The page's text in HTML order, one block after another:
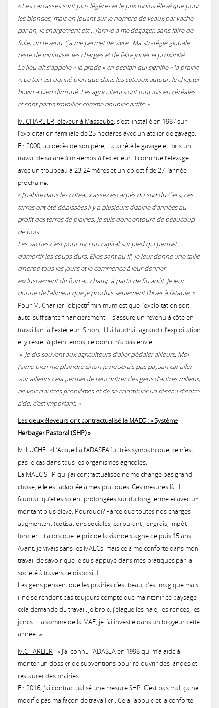
La Jacinthe de Rome
Passage du jury 2026
Appel à concourir
Passage du jury 2024
Résultats CPAE 2024
Concours 2022
Appel à concourir
Résultats CPAE 2022
Paris SIA2023
Concours 2021
Appel à concourir
Résultats CPAE 2021
Photos candidates
Résultats CPAE 2020
Concours 2019
Appel à concourir
Passage du Jury du Concours 2019 !!
Remise des Prix du Concours des Prairies !
Concours général agricole des pratiques agro-écologiques
Concours 2018
Concours Prairies Fleuries 2018 : Appel à Candidature
Concours des Pratiques Agro-écologiques Prairies 2018 (CPAE)
Les 3 premiers recevront un panier garni !
Les 3 premiers recevront un trophée en bois local !
Concours 2017
2017: Retour sur le concours prairies fleuries Jury d’élèves
Remise des prix locale du concours prairies fleuries 2017
Concours 2016
Une prairie Gersoise primée au Salon International de l'Agriculture
Concours 2015
Zoom sur le gagnant 2015
Concours 2014
MAEC 2024
Bilan 2024
MAEC 2022
MAEC 2020
Bilan de la campgne PAC et MAEc 2020
Déclaration PAC 2020 : quelques informations
Notices provisoires des territoires MAEC 2020
MAEC 2019
MAEC 2018
MAEC 2017
MAEC 2015
2020 : Érosion : des solutions simples et efficaces
2019: Agronomie et aménagements parcellaires pour lutter contre
2018: PAT Gimone II : Solutions d'aménagement pour lutter contre
2017: Journée technique : Aménagements hydrauliques et anti-érosifs
Contrat Milieu de l’Hesteil
2017:Intervention "érosion" - journée GIEE CETABIO
Etude: Valorisation des produits issus d'élevage herbager
Projet d'Eco-Pâturage
2019: L'ADASEA facilite vos projets d'Eco-pâturage !
2018: Budget Participatif Gersois: Projet sélectionné !
Espèces exotiques envahissantes (EEE) et/ou toxiques
Suivis ENI
Les types de zones humides du Gers
Fonctionnement d’un bassin versant
Amélioration des connaissances
2022: Jacinthe romaine
2018: Groupe de Travail National « Zones Humides & Agriculture »
2018: Inventaire des prairies inondables de l’Osse et de la Baïse
2016: Des réseaux de zones humides pour protéger l’eau de nos
2016: Inventaire des prairies inondables de la rivière Gers
2016: Le diagnostic de zones humides sur les bassins versants
Animation Territoriale
2019 : La Moulie fait son bilan
2019:Comité de suivi sur le bassin versant du Gers
2018: Comité de suivi CATZH sur le bassin versant de l’Osse
2018: Restitution des diagnostics de bassin versant prioritaires
2018: Réunion de la Loi sur l’Eau et les Milieux Aquatiques (LEMA)
2016: Comité de suivi des prairies inondables de la vallée de la
2016: Réunion milieux humides à L'Isle Jourdain
Chantiers
2021 : Un chantier d’arrachage de Myriophylle du Brésil
Travaux de restauration
2018: Travaux de préservation de l'écrevisse à pattes blanches
2017: Mares aménagées pour l’abreuvement
2017: Retour d'expérience sur la restauration d'une prairie
2016: Chantier pilote de restauration fonctionnelle d’une prairie
Bas-Armagnac
Astarac
Gimone et Arrats
Témoignages
Exposition "Les Zones Humides du Gers"
InterCATZH
Séminaire 2023
Séminaire "Les zones humides du Gers"
Documentation de la CATZH
Plan de performance energétique
Compensation écologique
Transmission environnementale des exploitations
Formations
Formation MAEC
Etude préalable agricole
Emplois
« Les carcasses sont plus légères et le prix moins élevé que pour
les blondes, mais en jouant sur le nombre de veaux par vache
par an, le chargement etc… j’arrive à me dégager, sans faire de
folie, un revenu. Ça me permet de vivre. Ma stratégie globale
reste de minimiser les charges et de faire jouer la proximité.
Le lieu dit s’appelle « la prade » en occitan qui signifie « la prairie
». Le ton est donné bien que dans les coteaux autour, le cheptel
bovin a bien diminué. Les agriculteurs ont tout mis en céréales
et sont partis travailler comme doubles actifs. »
M. CHARLIER, éleveur à Masseube, s’est installé en 1987 sur
l’exploitation familiale de 25 hectares avec un atelier de gavage.
En 2000, au décès de son père, il a arrêté le gavage et pris un
travail de salarié à mi-temps à l’extérieur. Il continue l’élevage
avec un troupeau à 23-24 mères et un objectif de 27 l’année
prochaine.
« J’habite dans les coteaux assez escarpés du sud du Gers, ces
terres ont été délaissées il y a plusieurs dizaine d’années au
profit des terres de plaines. Je suis donc entouré de beaucoup
de bois.
Les vaches c’est pour moi un capital sur pied qui permet
d’amortir les coups durs. Elles sont au fil, je leur donne une taille
d’herbe tous les jours et je commence à leur donner
exclusivement du foin au champ à partir de fin août. Je leur
donne de l’aliment que je produis seulement l’hiver à l’étable. »
Pour M. Charlier l’objectif minimum est que l’exploitation soit
auto-suffisante financièrement. Il s’assure un revenu à côté en
travaillant à l’extérieur. Sinon, il lui faudrait agrandir l’exploitation
et y rester à plein temps, ce dont il n’a pas envie.
« Je dis souvent aux agriculteurs d’aller pédaler ailleurs. Moi
j’aime bien me plaindre sinon je ne serais pas paysan car aller
voir ailleurs cela permet de rencontrer des gens d’autres milieux,
de voir d’autres problèmes et de se constituer un réseau d’entre-
aide, c’est important. »
Les deux éleveurs ont contractualisé la MAEC : « Système
Herbager Pastoral (SHP) »
M. LUCHE : «L’Accueil à l’ADASEA fut très sympathique, ce n’est
pas le cas dans tous les organismes agricoles.
La MAEC SHP qui j’ai contractualisée ne me change pas grand
chose, elle est adaptée à mes pratiques. Ces mesures là, il
faudrait qu’elles soient prolongées sur du long terme et avec un
montant plus élevé. Pourquoi? Parce que toutes nos charges
augmentent (cotisations sociales, carburant , engrais, impôt
foncier …) alors que le prix de la viande stagne de puis 15 ans.
Avant, je vivais sans les MAECs, mais cela me conforte dans mon
travail de savoir que je suis appuyé dans mes pratiques par la
société à travers ce dispositif.
Les gens pensent que les prairies c’est beau, c’est magique mais
il ne se rendent pas toujours compte que maintenir ce paysage
cela demande du travail. Je broie, j’élague les haie, les ronces, les
joncs. La somme de la MAE, je l’ai investie dans un broyeur cette
année. »
M.CHARLIER : «J’ai connu l’ADASEA en 1998 qui m’a aidé à
monter un dossier de subventions pour ré-ouvrir des landes et
restaurer des prairies.
En 2016, j’ai contractualisé une mesure SHP. C’est pas mal, ça ne
modifie pas ma façon de travailler . Cela l’appuie et la conforte